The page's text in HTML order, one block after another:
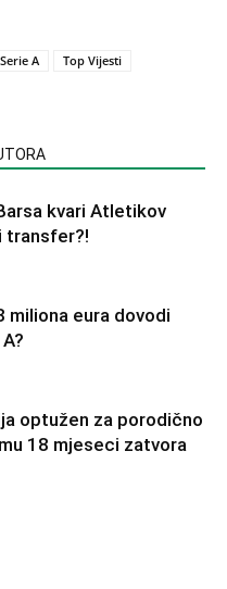
Serie A Top Vijesti
kvari Atletikov
transfer?!
miliona eura dovodi
optužen za porodično
18 mjeseci zatvora